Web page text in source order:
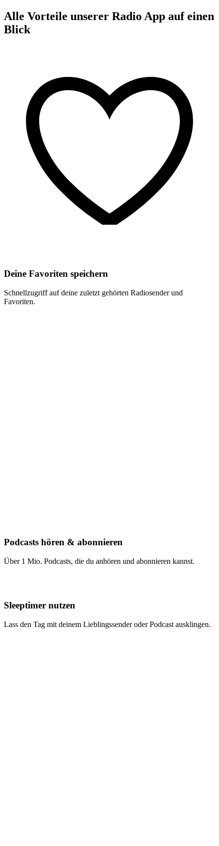
Alle Vorteile unserer Radio App auf einen
Blick
Deine Favoriten speichern
Schnellzugriff auf deine zuletzt gehörten Radiosender und
Favoriten.
Podcasts hören & abonnieren
Über 1 Mio. Podcasts, die du anhören und abonnieren kannst.
Sleeptimer nutzen
Lass den Tag mit deinem Lieblingssender oder Podcast ausklingen.